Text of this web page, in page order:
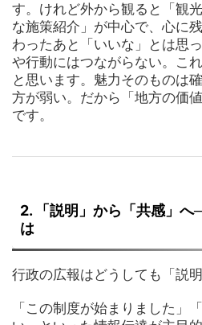
す。けれど外から観ると「観
な施策紹介」が中心で、心に
わったあと「いいな」とは思
や行動にはつながらない。こ
と思います。魅力そのものは
方が弱い。だから「地方の価
です。
2. 「説明」から「共感」へ
は
行政の広報はどうしても「説
「この制度が始まりました」